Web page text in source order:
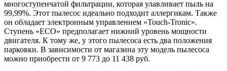
многоступенчатой фильтрации, которая улавливает пыль на
99,99%. Этот пылесос идеально подходит аллергикам. Также
он обладает электронным управлением «Touch-Tronic».
Ступень «ECO» предполагает нижний уровень мощности
двигателя. К тому же, у этого пылесоса есть два положения
парковки. В зависимости от магазина эту модель пылесоса
можно приобрести от 9 773 до 11 438 руб.